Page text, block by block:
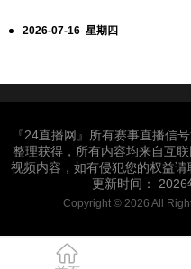
2026-07-16 星期四
『24直播网』所有赛事直播信
整理获得，所有内容均来自互
视频内容，如有侵犯您的权益
更新时间：
Copyright © 2026 All